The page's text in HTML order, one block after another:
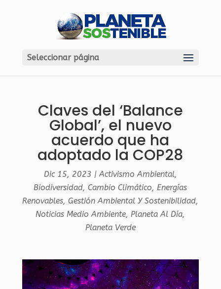
Seleccionar página
Claves del ‘Balance
Global’, el nuevo
acuerdo que ha
adoptado la COP28
Dic 15, 2023 |Activismo Ambiental,
Biodiversidad,Cambio Climático,Energías
Renovables,Gestión Ambiental Y Sostenibilidad,
Noticias Medio Ambiente,Planeta Al Día,
Planeta Verde